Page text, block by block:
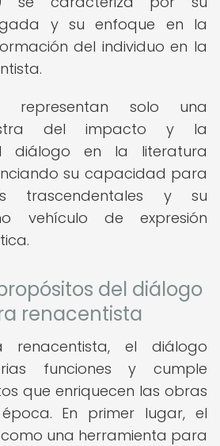
y su enfoque en la
del individuo en la
representan solo una
del impacto y la
diálogo en la literatura
su capacidad para
trascendentales y su
vehículo de expresión
del diálogo
renacentista
renacentista, el diálogo
funciones y cumple
que enriquecen las obras
En primer lugar, el
una herramienta para